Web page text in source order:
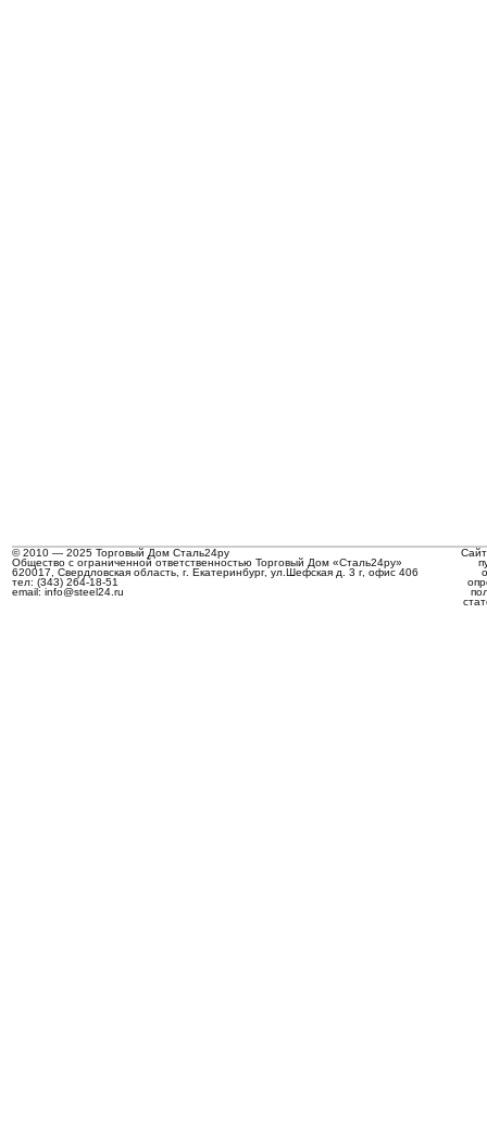
© 2010 — 2025 Торговый Дом Сталь24ру
Общество с ограниченной ответственностью Торговый Дом «Сталь24ру»
620017, Свердловская область, г. Екатеринбург, ул.Шефская д. 3 г, офис 406
тел: (343) 264-18-51
email: info@steel24.ru